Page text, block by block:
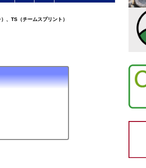
、TS（チームスプリント）